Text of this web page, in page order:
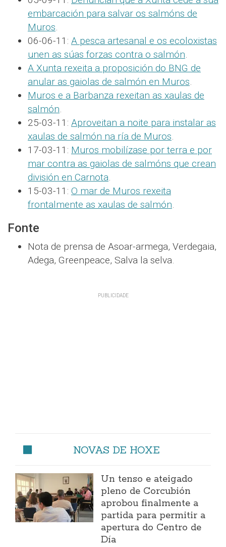
embarcación para salvar os salmóns de
Muros.
06-06-11: A pesca artesanal e os ecoloxistas
unen as súas forzas contra o salmón.
A Xunta rexeita a proposición do BNG de
anular as gaiolas de salmón en Muros.
Muros e a Barbanza rexeitan as xaulas de
salmón.
25-03-11: Aproveitan a noite para instalar as
xaulas de salmón na ría de Muros.
17-03-11: Muros mobilízase por terra e por
mar contra as gaiolas de salmóns que crean
división en Carnota.
15-03-11: O mar de Muros rexeita
frontalmente as xaulas de salmón.
Fonte
Nota de prensa de Asoar-armega, Verdegaia,
Adega, Greenpeace, Salva la selva.
NOVAS DE HOXE
Un tenso e ateigado
pleno de Corcubión
aprobou finalmente a
partida para permitir a
apertura do Centro de
Día